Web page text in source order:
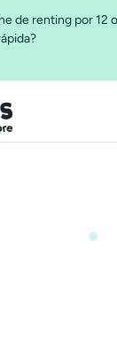
de renting por 12